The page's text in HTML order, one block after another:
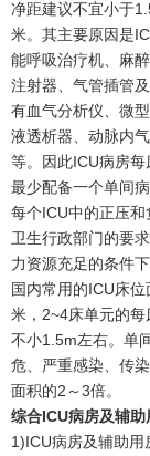
净距建议不宜小于
米。其主要原因是
能呼吸治疗机、麻
注射器、气管插管
有血气分析仪、微
液透析器、动脉内
等。因此ICU病房
最少配备一个单间病
每个ICU中的正压
卫生行政部门的要
力资源充足的条件
国内常用的ICU床
米，2~4床单元的
不小1.5m左右。单
危、严重感染、传
面积的2～3倍。
综合ICU病房及辅
1)ICU病房及辅助